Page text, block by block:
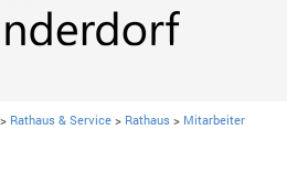
> Rathaus & Service > Rathaus > Mitarbeiter